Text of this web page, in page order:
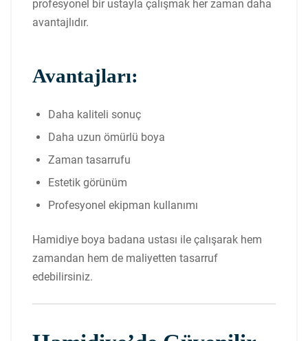
profesyonel bir ustayla çalışmak her zaman daha
avantajlıdır.
Avantajları:
Daha kaliteli sonuç
Daha uzun ömürlü boya
Zaman tasarrufu
Estetik görünüm
Profesyonel ekipman kullanımı
Hamidiye boya badana ustası ile çalışarak hem
zamandan hem de maliyetten tasarruf
edebilirsiniz.